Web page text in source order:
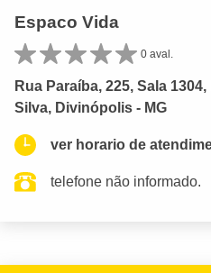
Espaco Vida
0 aval.
Rua Paraíba, 225, Sala
Silva, Divinópolis - MG
ver horario de
telefone não informado.